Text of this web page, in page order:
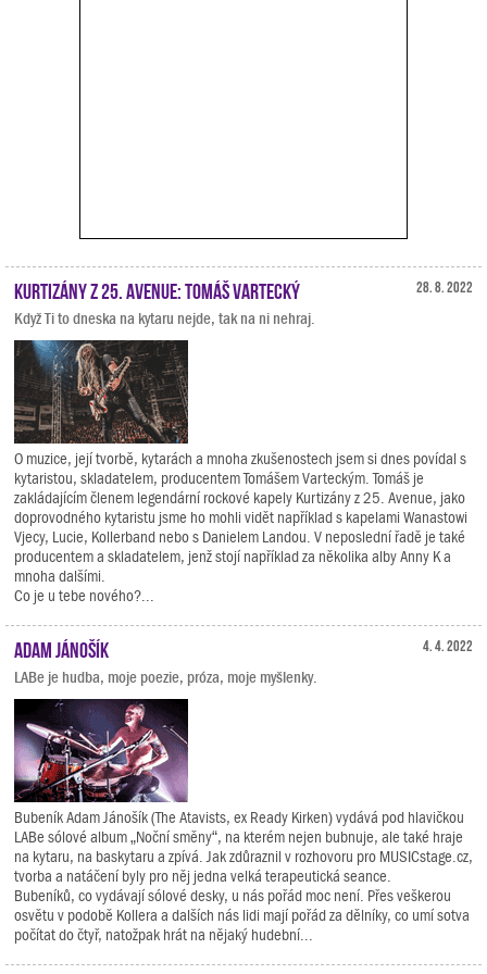
28. 8. 2022
Kurtizány z 25. Avenue: Tomáš Vartecký
Když Ti to dneska na kytaru nejde, tak na ni nehraj.
O muzice, její tvorbě, kytarách a mnoha zkušenostech jsem si dnes povídal s
kytaristou, skladatelem, producentem Tomášem Varteckým. Tomáš je
zakládajícím členem legendární rockové kapely Kurtizány z 25. Avenue, jako
doprovodného kytaristu jsme ho mohli vidět například s kapelami Wanastowi
Vjecy, Lucie, Kollerband nebo s Danielem Landou. V neposlední řadě je také
producentem a skladatelem, jenž stojí například za několika alby Anny K a
mnoha dalšími.
Co je u tebe nového?...
4. 4. 2022
Adam Jánošík
LABe je hudba, moje poezie, próza, moje myšlenky.
Bubeník Adam Jánošík (The Atavists, ex Ready Kirken) vydává pod hlavičkou
LABe sólové album „Noční směny“, na kterém nejen bubnuje, ale také hraje
na kytaru, na baskytaru a zpívá. Jak zdůraznil v rozhovoru pro MUSICstage.cz,
tvorba a natáčení byly pro něj jedna velká terapeutická seance.
Bubeníků, co vydávají sólové desky, u nás pořád moc není. Přes veškerou
osvětu v podobě Kollera a dalších nás lidi mají pořád za dělníky, co umí sotva
počítat do čtyř, natožpak hrát na nějaký hudební...